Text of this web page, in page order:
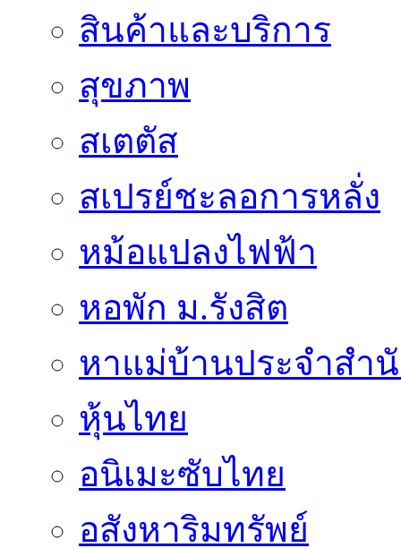
สินค้าและบริการ
สุขภาพ
สเตตัส
สเปรย์ชะลอการหลั่ง
หม้อแปลงไฟฟ้า
หอพัก ม.รังสิต
หาแม่บ้านประจำสำ
หุ้นไทย
อนิเมะซับไทย
อสังหาริมทรัพย์